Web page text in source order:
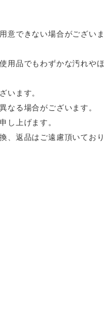
できない場合がござい
品でもわずかな汚れや
います。
る場合がございます。
し上げます。
返品はご遠慮頂いており